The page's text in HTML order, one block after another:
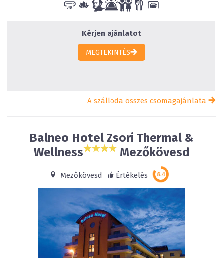
Kérjen ajánlatot
MEGTEKINTÉS
A szálloda összes csomagajánlata
Balneo Hotel Zsori Thermal &
Wellness
Mezőkövesd
Mezőkövesd Értékelés